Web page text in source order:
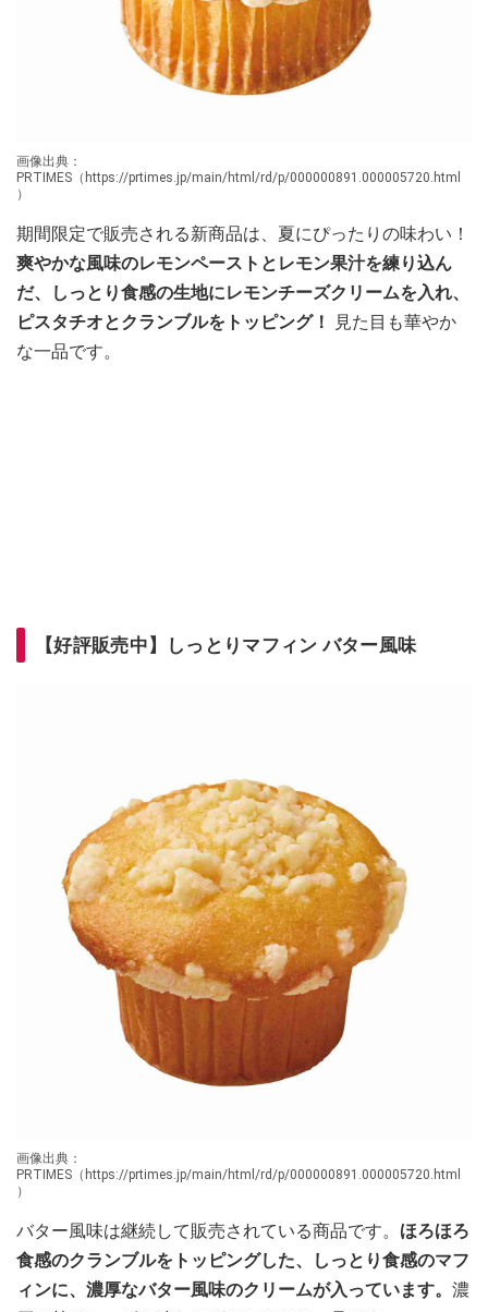
画像出典：
PRTIMES（https://prtimes.jp/main/html/rd/p/000000891.000005720.html
）
期間限定で販売される新商品は、夏にぴったりの味わい！
爽やかな風味のレモンペーストとレモン果汁を練り込ん
だ、しっとり食感の生地にレモンチーズクリームを入れ、
ピスタチオとクランブルをトッピング！
見た目も華やか
な一品です。
【好評販売中】しっとりマフィン バター風味
画像出典：
PRTIMES（https://prtimes.jp/main/html/rd/p/000000891.000005720.html
）
バター風味は継続して販売されている商品です。 ほろほろ
食感のクランブルをトッピングした、しっとり食感のマフ
ィンに、濃厚なバター風味のクリームが入っています。 濃